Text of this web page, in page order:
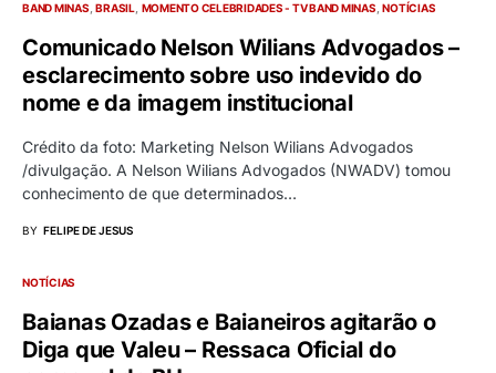
BAND MINAS BRASIL MOMENTO CELEBRIDADES - TV BAND MINAS NOTÍCIAS
Comunicado Nelson Wilians Advogados –
esclarecimento sobre uso indevido do
nome e da imagem institucional
Crédito da foto: Marketing Nelson Wilians Advogados
/divulgação. A Nelson Wilians Advogados (NWADV) tomou
conhecimento de que determinados…
BY FELIPE DE JESUS
NOTÍCIAS
Baianas Ozadas e Baianeiros agitarão o
Diga que Valeu – Ressaca Oficial do